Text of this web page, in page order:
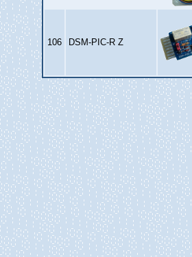
106 DSM‑PIC‑R Z